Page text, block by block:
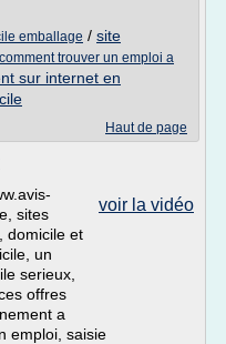
emballage / site
comment trouver un emploi a
sur internet en
Haut de page
voir la vidéo
sites
domicile et
un
serieux,
offres
a
emploi, saisie